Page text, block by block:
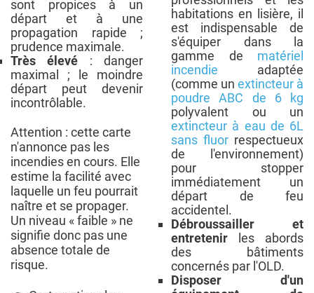
sont propices à un
départ et à une
propagation rapide ;
prudence maximale.
Très élevé : danger
maximal ; le moindre
départ peut devenir
incontrôlable.
Attention : cette carte
n'annonce pas les
incendies en cours. Elle
estime la facilité avec
laquelle un feu pourrait
naître et se propager.
Un niveau « faible » ne
signifie donc pas une
absence totale de
risque.
habitations en lisière, il
est indispensable de
s'équiper dans la
gamme de matériel
incendie adaptée
(comme un extincteur à
poudre ABC de 6 kg
polyvalent ou un
extincteur à eau de 6L
sans fluor respectueux
de l'environnement)
pour stopper
immédiatement un
départ de feu
accidentel.
Débroussailler et
entretenir les abords
des bâtiments
concernés par l'OLD.
Disposer d'un